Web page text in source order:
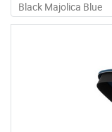
Black Majolica Blue